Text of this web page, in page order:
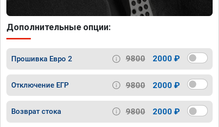
Дополнительные опции:
Прошивка Евро 2 9800 2000 ₽
Отключение ЕГР 9800 2000 ₽
Возврат стока 9800 2000 ₽